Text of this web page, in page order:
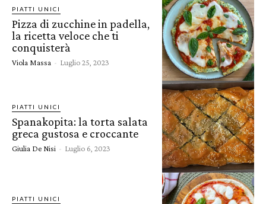
PIATTI UNICI
Pizza di zucchine in padella,
la ricetta veloce che ti
conquisterà
Viola Massa - Luglio 25, 2023
PIATTI UNICI
Spanakopita: la torta salata
greca gustosa e croccante
Giulia De Nisi - Luglio 6, 2023
PIATTI UNICI